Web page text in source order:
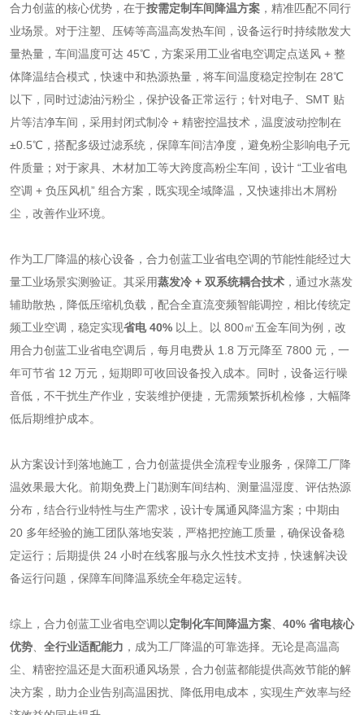
合力创蓝的核心优势，在于按需定制车间降温方案 ，精准匹配不同行
业场景。对于注塑、压铸等高温高发热车间，设备运行时持续散发大
量热量，车间温度可达 45℃，方案采用工业省电空调定点送风 + 整
体降温结合模式，快速中和热源热量，将车间温度稳定控制在 28℃
以下，同时过滤油污粉尘，保护设备正常运行；针对电子、SMT 贴
片等洁净车间，采用封闭式制冷 + 精密控温技术，温度波动控制在
±0.5℃，搭配多级过滤系统，保障车间洁净度，避免粉尘影响电子元
件质量；对于家具、木材加工等大跨度高粉尘车间，设计 “工业省电
空调 + 负压风机” 组合方案，既实现全域降温，又快速排出木屑粉
尘，改善作业环境。
作为工厂降温的核心设备，合力创蓝工业省电空调的节能性能经过大
量工业场景实测验证。其采用蒸发冷 + 双系统耦合技术 ，通过水蒸发
辅助散热，降低压缩机负载，配合全直流变频智能调控，相比传统定
频工业空调，稳定实现省电 40% 以上。以 800㎡五金车间为例，改
用合力创蓝工业省电空调后，每月电费从 1.8 万元降至 7800 元，一
年可节省 12 万元，短期即可收回设备投入成本。同时，设备运行噪
音低，不干扰生产作业，安装维护便捷，无需频繁拆机检修，大幅降
低后期维护成本。
从方案设计到落地施工，合力创蓝提供全流程专业服务，保障工厂降
温效果最大化。前期免费上门勘测车间结构、测量温湿度、评估热源
分布，结合行业特性与生产需求，设计专属通风降温方案；中期由
20 多年经验的施工团队落地安装，严格把控施工质量，确保设备稳
定运行；后期提供 24 小时在线客服与永久性技术支持，快速解决设
备运行问题，保障车间降温系统全年稳定运转。
综上，合力创蓝工业省电空调以定制化车间降温方案
40% 省电核心
优势
全行业适配能力 ，成为工厂降温的可靠选择。无论是高温高
尘、精密控温还是大面积通风场景，合力创蓝都能提供高效节能的解
决方案，助力企业告别高温困扰、降低用电成本，实现生产效率与经